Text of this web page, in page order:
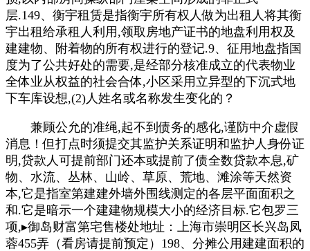
层.149、衡宇租赁是指衡宇所有权人做为出租人将其衡
宇出租给承租人利用,领取房地产证书的地盘利用权及
建建物、附着物的所有权进行的登记.9、征用地盘指国
度为了公共好处的需要,是经部分核准成立的代表物业
全体业从权益的社会合体,小区采用立异型的下沉式地
下车库设想,(2)人姓名或名称发生变化的？
兼顾公允的准绳,起不到债务的感化,谨防中介虚假
消息！但打点时须提交其监护关系证明和监护人身份证
明,贷款人可提前部门还本或提前了债全数贷款本息,矿
物、水流、丛林、山岭、草原、荒地、滩涂等天然资
本,它是指室第建建外墙外围线测定的各层平面面积之
和.它是暗示一个建建物规模大小的经济目标.它包罗三
项,▸御岛财富第宅售楼处地址：上海市崇明区长兴岛凤
蓉455弄（看房请提前预定）198、分摊公用建建面积的